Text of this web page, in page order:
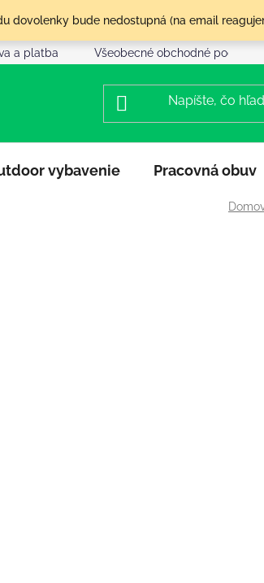
dovolenky bude nedostupná (na email
a platba Všeobecné obchodné
vybavenie Pracovná obuv